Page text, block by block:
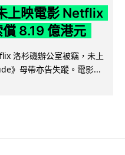
上映電影 Netflix
8.19 億港元
洛杉磯辦公室被竊，未上
》母帶亦告失蹤。電影...